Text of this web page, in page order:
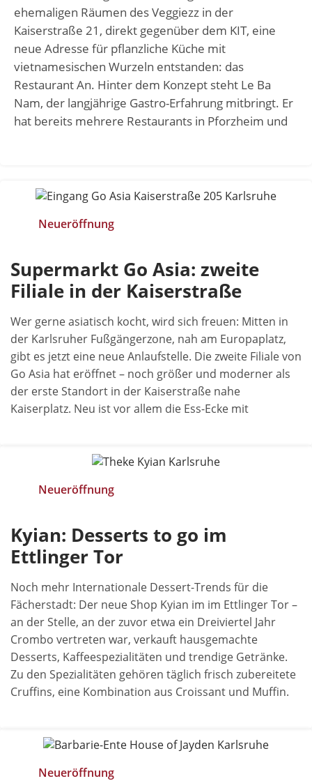
ehemaligen Räumen des Veggiezz in der
Kaiserstraße 21, direkt gegenüber dem KIT, eine
neue Adresse für pflanzliche Küche mit
vietnamesischen Wurzeln entstanden: das
Restaurant An. Hinter dem Konzept steht Le Ba
Nam, der langjährige Gastro-Erfahrung mitbringt. Er
hat bereits mehrere Restaurants in Pforzheim und
Neueröffnung
Supermarkt Go Asia: zweite
Filiale in der Kaiserstraße
Wer gerne asiatisch kocht, wird sich freuen: Mitten in
der Karlsruher Fußgängerzone, nah am Europaplatz,
gibt es jetzt eine neue Anlaufstelle. Die zweite Filiale von
Go Asia hat eröffnet – noch größer und moderner als
der erste Standort in der Kaiserstraße nahe
Kaiserplatz. Neu ist vor allem die Ess-Ecke mit
Neueröffnung
Kyian: Desserts to go im
Ettlinger Tor
Noch mehr Internationale Dessert-Trends für die
Fächerstadt: Der neue Shop Kyian im im Ettlinger Tor –
an der Stelle, an der zuvor etwa ein Dreiviertel Jahr
Crombo vertreten war, verkauft hausgemachte
Desserts, Kaffeespezialitäten und trendige Getränke.
Zu den Spezialitäten gehören täglich frisch zubereitete
Cruffins, eine Kombination aus Croissant und Muffin.
Neueröffnung